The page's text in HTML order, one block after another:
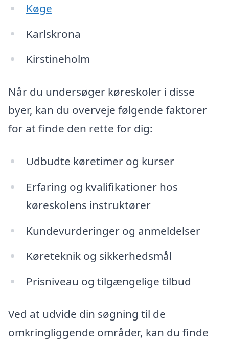
Køge
Karlskrona
Kirstineholm
Når du undersøger køreskoler i disse
byer, kan du overveje følgende faktorer
for at finde den rette for dig:
Udbudte køretimer og kurser
Erfaring og kvalifikationer hos
køreskolens instruktører
Kundevurderinger og anmeldelser
Køreteknik og sikkerhedsmål
Prisniveau og tilgængelige tilbud
Ved at udvide din søgning til de
omkringliggende områder, kan du finde